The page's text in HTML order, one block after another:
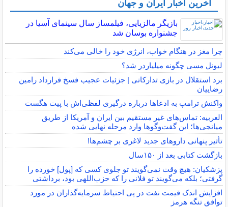
آخرین اخبار ایران و جهان
بازیگر مالزیایی، فیلمساز سال سینمای آسیا در
جشنواره بوسان شد
چرا مغز در هنگام خواب، انرژی خود را خالی می‌کند
لیونل مسی چگونه میلیاردر شد؟
برد استقلال در بازی تدارکاتی | جزئیات عجیب فسخ قرارداد رامین
رضاییان
واکنش ترامپ به ادعاها درباره درگیری لفظی‌اش با پیت هگست
العربیه: تماس‌های غیر مستقیم بین ایران و آمریکا از طریق
میانجی‌ها؛ این گفت‌و‌گو‌ها وارد مرحله نهایی شده
تأثیر پنهانی داروهای جدید لاغری بر چشم‌ها!
بازگشت کتابی بعد از ۱۵۰سال
پزشکیان: هیچ وقت نمی‌گویند تو جلوی کسی که [پول] خورده را
گرفتی؛ بلکه می‌گویند تو فلانی را که حزب‌اللهی بود، برداشتی
افزایش اندک قیمت نفت در پی احتیاط سرمایه‌گذاران در مورد
توافق تنگه هرمز